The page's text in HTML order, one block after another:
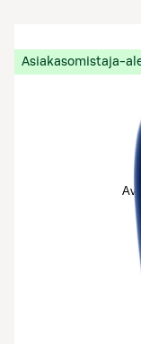
Asiakasomistaja-